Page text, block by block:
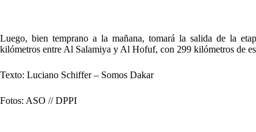
Luego, bien temprano a la mañana, tomará la salida de la
kilómetros entre Al Salamiya y Al Hofuf, con 299 kilómetros de
Texto: Luciano Schiffer – Somos Dakar
Fotos: ASO // DPPI